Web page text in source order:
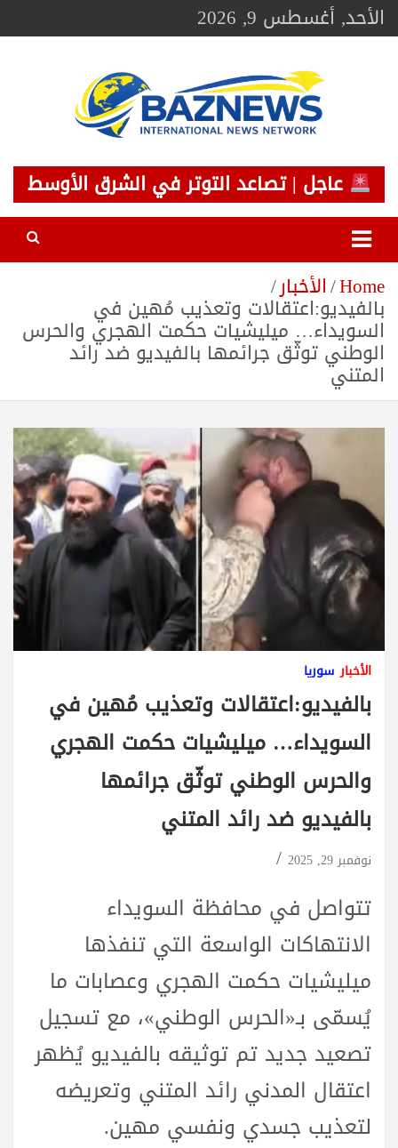
Skip
toالأحد, أغسطس 9, 2026
BAZNEWS
شبكة باز الإخبارية
عاجل | تصاعد التوتر في الشرق الأوسط
Home الأخبار
بالفيديو:اعتقالات وتعذيب مُهين في
السويداء… ميليشيات حكمت الهجري والحرس
الوطني توثّق جرائمها بالفيديو ضد رائد
المتني
الأخبار سوريا
بالفيديو:اعتقالات وتعذيب مُهين في
السويداء… ميليشيات حكمت الهجري
والحرس الوطني توثّق جرائمها
بالفيديو ضد رائد المتني
نوفمبر 29, 2025
تتواصل في محافظة السويداء
الانتهاكات الواسعة التي تنفذها
ميليشيات حكمت الهجري وعصابات ما
يُسمّى بـ«الحرس الوطني»، مع تسجيل
تصعيد جديد تم توثيقه بالفيديو يُظهر
اعتقال المدني رائد المتني وتعريضه
لتعذيب جسدي ونفسي مهين.